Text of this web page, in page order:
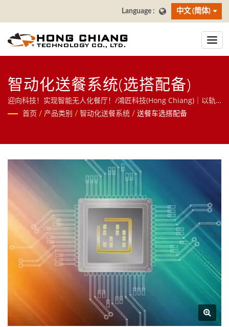
中文 (简体)
智动化送餐系统(选搭配备)
迎向科技！实现智能无人化餐厅！/鴻匠科技(Hong Chiang)｜以轨
道自动化核心技术跨足餐饮与物流领域，提供送餐机器人、AI大萤
首页 / 产品类别 / 智动化送餐系统 / 送餐车选搭配备